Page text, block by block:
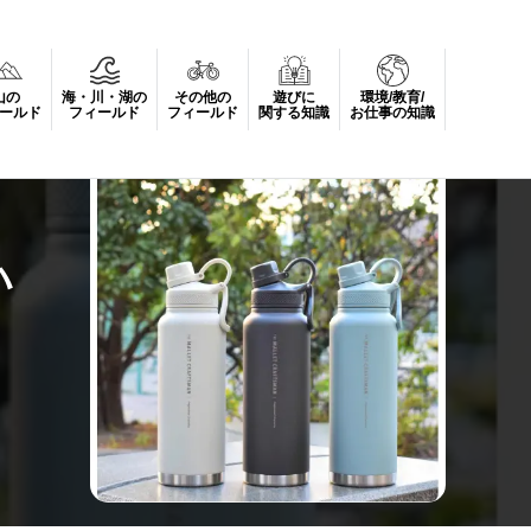
の
ルド
海・川・湖の
フィールド
その他の
フィールド
遊びに
関する知識
環境/教育/
お仕事の知識